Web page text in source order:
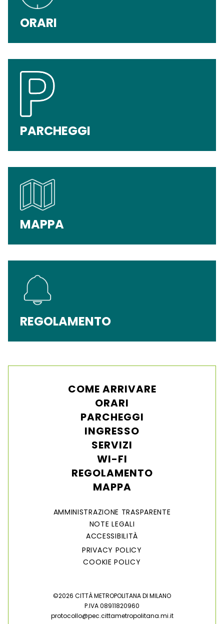
ORARI
PARCHEGGI
MAPPA
REGOLAMENTO
COME ARRIVARE
ORARI
PARCHEGGI
INGRESSO
SERVIZI
WI-FI
REGOLAMENTO
MAPPA
AMMINISTRAZIONE TRASPARENTE
NOTE LEGALI
ACCESSIBILITÀ
PRIVACY POLICY
COOKIE POLICY
©2026 CITTÀ METROPOLITANA DI MILANO
P.IVA 08911820960
protocollo@pec.cittametropolitana.mi.it